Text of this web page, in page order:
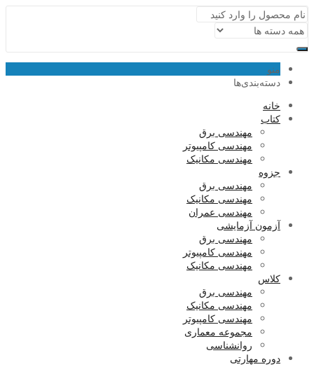
منو
دسته‌بندی‌ها
خانه
کتاب
مهندسی برق
مهندسی کامپیوتر
مهندسی مکانیک
جزوه
مهندسی برق
مهندسی مکانیک
مهندسی عمران
آزمون آزمایشی
مهندسی برق
مهندسی کامپیوتر
مهندسی مکانیک
کلاس
مهندسی برق
مهندسی مکانیک
مهندسی کامپیوتر
مجموعه معماری
روانشناسی
دوره مهارتی